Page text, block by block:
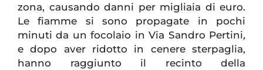
zona, causando danni per migliaia di euro.
Le fiamme si sono propagate in pochi
minuti da un focolaio in Via Sandro Pertini,
e dopo aver ridotto in cenere sterpaglia,
hanno raggiunto il recinto della